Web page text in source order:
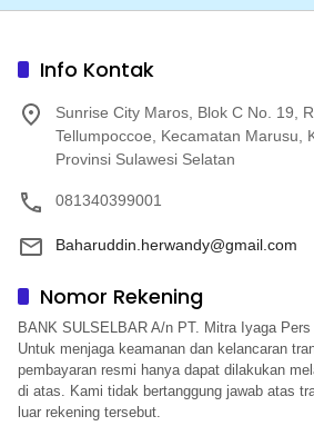
Info Kontak
Sunrise City Maros, Blok C No. 19,
Tellumpoccoe, Kecamatan Marusu,
Provinsi Sulawesi Selatan
081340399001
Baharuddin.herwandy@gmail.com
Nomor Rekening
BANK SULSELBAR A/n PT. Mitra Iyaga Pers
Untuk menjaga keamanan dan kelancaran
pembayaran resmi hanya dapat dilakukan
di atas. Kami tidak bertanggung jawab atas
luar rekening tersebut.